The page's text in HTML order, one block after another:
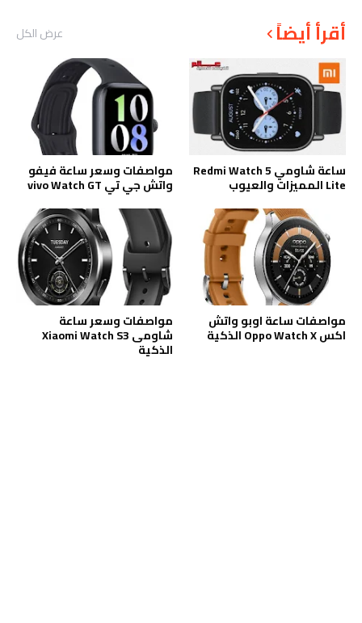
أقرأ أيضاً عرض الكل
ساعة شاومي Redmi Watch 5
Lite المميزات والعيوب
مواصفات وسعر ساعة فيفو
واتش جي تي vivo Watch GT
مواصفات ساعة اوبو واتش
اكس Oppo Watch X الذكية
مواصفات وسعر ساعة
شاومى Xiaomi Watch S3
الذكية